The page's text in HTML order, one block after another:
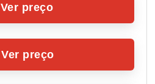
Ver preço
Ver preço